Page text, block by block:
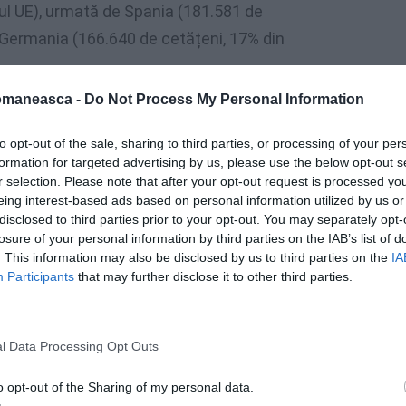
- Do Not Process My Personal Information
opt-out of the sale, sharing to third parties, or processing of your
for targeted advertising by us, please use the below opt-out
selection. Please note that after your opt-out request is processed
interest-based ads based on personal information utilized by us
to third parties prior to your opt-out. You may separately
of your personal information by third parties on the IAB’s list of
This information may also be disclosed by us to third parties on the
Participants that may further disclose it to other third parties.
Data Processing Opt Outs
opt-out of the Sharing of my personal data.
UE), urmată de Spania (181.581 de
(166.640 de cetățeni, 17% din
e a cetățeniilor acordate rezidenților cu
+37.600 în Spania și +36.600 în
însă observate în Franța (-15.900), Țările